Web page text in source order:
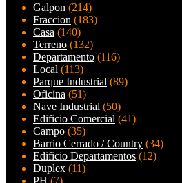
Galpon (214)
Fraccion (183)
Casa (140)
Terreno (132)
Departamento (116)
Local (113)
Parque Industrial (89)
Oficina (51)
Nave Industrial (50)
Edificio Comercial (41)
Campo (35)
Barrio Cerrado / Country (34)
Edificio Departamentos (12)
Duplex (11)
PH (7)